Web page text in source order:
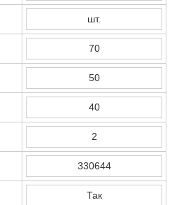
шт.
70
50
40
2
330644
Так